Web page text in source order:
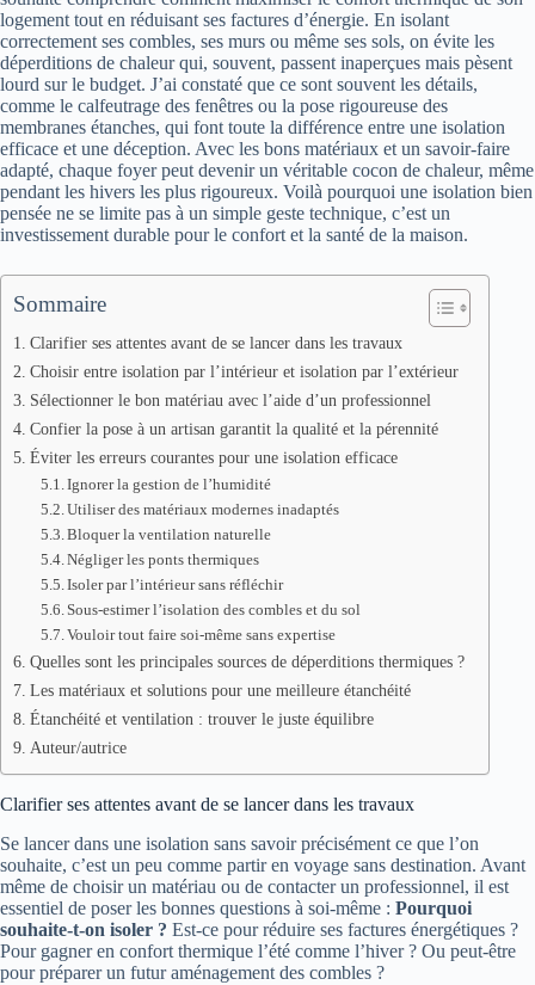
logement tout en réduisant ses factures d’énergie. En isolant
correctement ses combles, ses murs ou même ses sols, on évite les
déperditions de chaleur qui, souvent, passent inaperçues mais pèsent
lourd sur le budget. J’ai constaté que ce sont souvent les détails,
comme le calfeutrage des fenêtres ou la pose rigoureuse des
membranes étanches, qui font toute la différence entre une isolation
efficace et une déception. Avec les bons matériaux et un savoir-faire
adapté, chaque foyer peut devenir un véritable cocon de chaleur, même
pendant les hivers les plus rigoureux. Voilà pourquoi une isolation bien
pensée ne se limite pas à un simple geste technique, c’est un
investissement durable pour le confort et la santé de la maison.
Sommaire
Clarifier ses attentes avant de se lancer dans les travaux
Choisir entre isolation par l’intérieur et isolation par l’extérieur
Sélectionner le bon matériau avec l’aide d’un professionnel
Confier la pose à un artisan garantit la qualité et la pérennité
Éviter les erreurs courantes pour une isolation efficace
Ignorer la gestion de l’humidité
Utiliser des matériaux modernes inadaptés
Bloquer la ventilation naturelle
Négliger les ponts thermiques
Isoler par l’intérieur sans réfléchir
Sous-estimer l’isolation des combles et du sol
Vouloir tout faire soi-même sans expertise
Quelles sont les principales sources de déperditions thermiques ?
Les matériaux et solutions pour une meilleure étanchéité
Étanchéité et ventilation : trouver le juste équilibre
Auteur/autrice
Clarifier ses attentes avant de se lancer dans les travaux
Se lancer dans une isolation sans savoir précisément ce que l’on
souhaite, c’est un peu comme partir en voyage sans destination. Avant
même de choisir un matériau ou de contacter un professionnel, il est
essentiel de poser les bonnes questions à soi-même : Pourquoi
souhaite-t-on isoler ? Est-ce pour réduire ses factures énergétiques ?
Pour gagner en confort thermique l’été comme l’hiver ? Ou peut-être
pour préparer un futur aménagement des combles ?